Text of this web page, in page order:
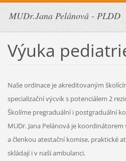
MUDr.Jana Pelánová - PLDD
Výuka
Naše ordinace je akreditovaným
specializační výcvik s potenciálem 2
Školíme pregraduální i postgraduální
MUDr. Jana Pelánová je
a členkou atestační komise, praktické
skládají i v naší ambulanci.